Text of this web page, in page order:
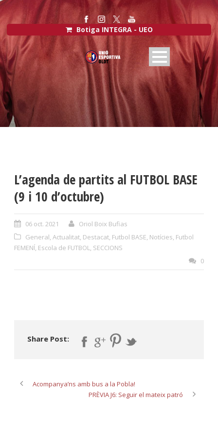
Botiga INTEGRA - UEO
L’agenda de partits al FUTBOL BASE
(9 i 10 d’octubre)
06 oct. 2021
Oriol Boix Bufias
General, Actualitat, Destacat, Futbol BASE, Notícies, Futbol
FEMENÍ, Escola de FUTBOL, SECCIONS
0
Share Post:
Acompanya’ns amb bus a la Pobla!
PRÈVIA J6: Seguir el mateix patró